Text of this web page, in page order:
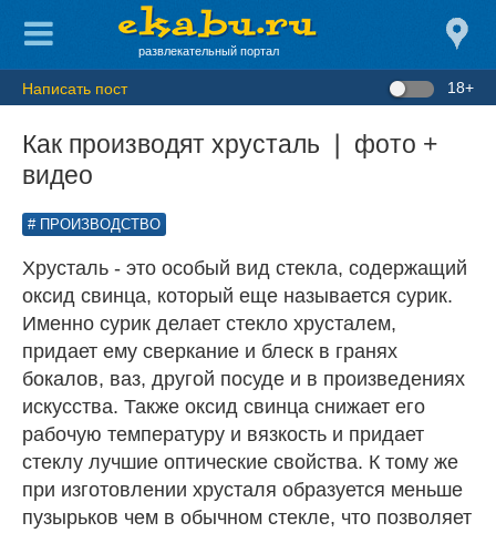
развлекательный портал
Написать пост 18+
Как производят хрусталь ❘ фото +
видео
ПРОИЗВОДСТВО
Хрусталь - это особый вид стекла, содержащий
оксид свинца, который еще называется сурик.
Именно сурик делает стекло хрусталем,
придает ему сверкание и блеск в гранях
бокалов, ваз, другой посуде и в произведениях
искусства. Также оксид свинца снижает его
рабочую температуру и вязкость и придает
стеклу лучшие оптические свойства. К тому же
при изготовлении хрусталя образуется меньше
пузырьков чем в обычном стекле, что позволяет